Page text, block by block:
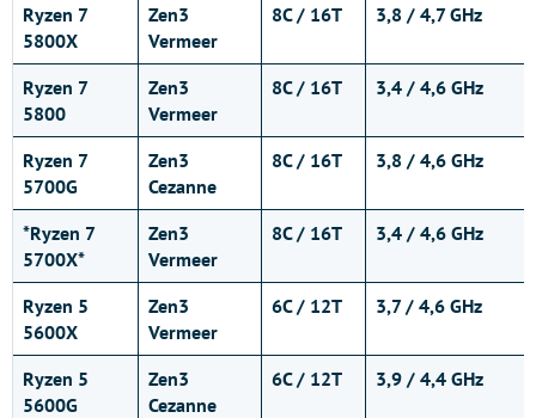
Ryzen 7
5800X
Zen3
Vermeer
8C / 16T 3,8 / 4,7 GHz
Ryzen 7
5800
Zen3
Vermeer
8C / 16T 3,4 / 4,6 GHz
Ryzen 7
5700G
Zen3
Cezanne
8C / 16T 3,8 / 4,6 GHz
*Ryzen 7
5700X*
Zen3
Vermeer
8C / 16T 3,4 / 4,6 GHz
Ryzen 5
5600X
Zen3
Vermeer
6C / 12T 3,7 / 4,6 GHz
Ryzen 5
5600G
Zen3
Cezanne
6C / 12T 3,9 / 4,4 GHz